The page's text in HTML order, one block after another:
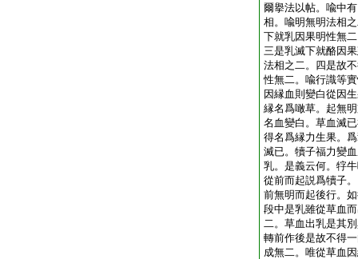
爾擧法以帖。喩中
相。喩明無明法相
下就乳因果明性無
三是乳滅下就酪因
法相之二。四是故
性無二。喩行識等
因縁血則變白從因
縁名爲噉草。起無
名血變白。草血滅
得名爲縁力生果。
滅已。犢子福力變
乳。是義云何。牸
從前而起説爲犢子
前無明而起後行。
段中是乳雖從草血
二。草血出乳是其
轉前作後是故不得
成無二。唯從草血